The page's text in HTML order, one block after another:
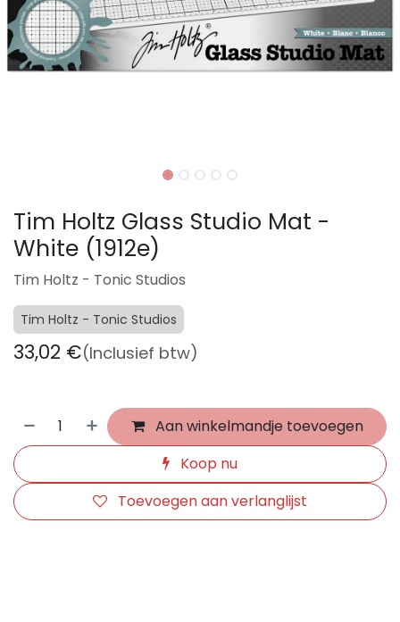
Tim Holtz Glass Studio Mat -
White (1912e)
Tim Holtz - Tonic Studios
Tim Holtz - Tonic Studios
33,02 €(Inclusief btw)
Aan winkelmandje toevoegen
Koop nu
Toevoegen aan verlanglijst